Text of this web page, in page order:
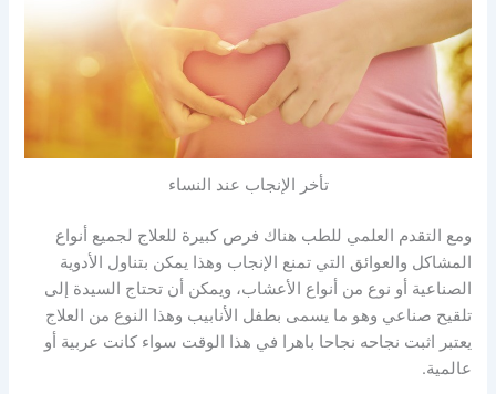
تأخر الإنجاب عند النساء
ومع التقدم العلمي للطب هناك فرص كبيرة للعلاج لجميع أنواع
المشاكل والعوائق التي تمنع الإنجاب وهذا يمكن بتناول الأدوية
الصناعية أو نوع من أنواع الأعشاب، ويمكن أن تحتاج السيدة إلى
تلقيح صناعي وهو ما يسمى بطفل الأنابيب وهذا النوع من العلاج
يعتبر اثبت نجاحه نجاحا باهرا في هذا الوقت سواء كانت عربية أو
عالمية.